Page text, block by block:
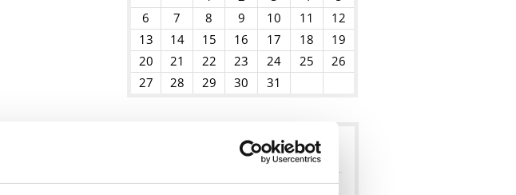
6
7 8 9 10 11
12
13
14 15 16 17 18
19
20
21 22 23 24 25
26
27
28 29 30 31
Jahresübersicht